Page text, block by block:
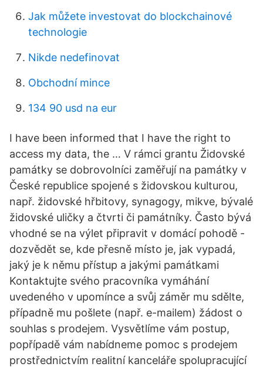
Jak můžete investovat do blockchainové
technologie
Nikde nedefinovat
Obchodní mince
134 90 usd na eur
I have been informed that I have the right to
access my data, the … V rámci grantu Židovské
památky se dobrovolníci zaměřují na památky v
České republice spojené s židovskou kulturou,
např. židovské hřbitovy, synagogy, mikve, bývalé
židovské uličky a čtvrti či památníky. Často bývá
vhodné se na výlet připravit v domácí pohodě -
dozvědět se, kde přesně místo je, jak vypadá,
jaký je k němu přístup a jakými památkami
Kontaktujte svého pracovníka vymáhání
uvedeného v upomínce a svůj záměr mu sdělte,
případně mu pošlete (např. e-mailem) žádost o
souhlas s prodejem. Vysvětlíme vám postup,
popřípadě vám nabídneme pomoc s prodejem
prostřednictvím realitní kanceláře spolupracující